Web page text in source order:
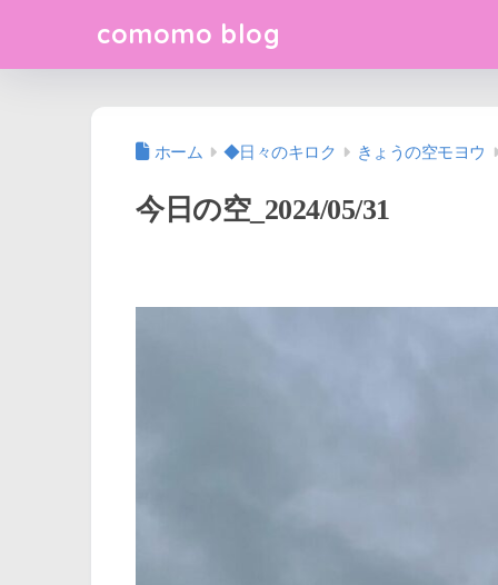
comomo blog
ホーム ◆日々のキロク きょうの空モヨウ
今日の空_2024/05/31